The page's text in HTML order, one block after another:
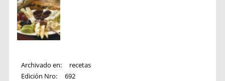
Archivado en:
recetas
Edición Nro:
692